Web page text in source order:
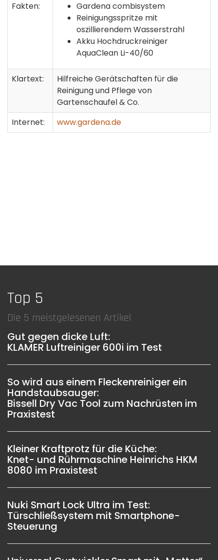
Fakten:
Gardena combisystem
Reinigungsspritze mit
oszillierendem Wasserstrahl
Akku Hochdruckreiniger
AquaClean Li-40/60
Klartext:
Hilfreiche Gerätschaften für die
Reinigung und Pflege von
Gartenschaufel & Co.
Internet:
www.gardena.de
Top 5
Die 5 meistgelesenen Artikel
Gut gegen dicke Luft:
KLAMER Luftreiniger 600i im Test
So wird aus einem Fleckenreiniger ein
Handstaubsauger:
Bissell Dry Vac Tool zum Nachrüsten im
Praxistest
Kleiner Kraftprotz für die Küche:
Knet- und Rührmaschine Heinrichs HKM
8080 im Praxistest
Nuki Smart Lock Ultra im Test:
Türschließsystem mit Smartphone-
Steuerung